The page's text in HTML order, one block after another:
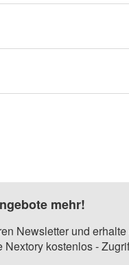
mehr!
Newsletter und
Nextory kostenlos -